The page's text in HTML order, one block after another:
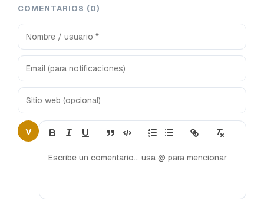
COMENTARIOS (0)
V